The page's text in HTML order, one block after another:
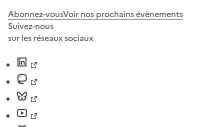
Abonnez-vousVoir nos prochains évènements
Suivez-nous
sur les réseaux sociaux